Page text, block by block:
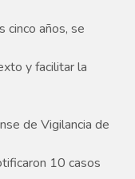
cinco años, se
y facilitar la
de Vigilancia de
10 casos